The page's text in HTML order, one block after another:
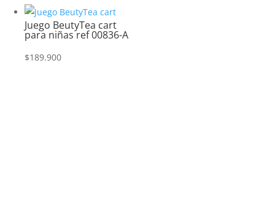
Juego BeutyTea cart
para niñas ref 00836-A
$189.900